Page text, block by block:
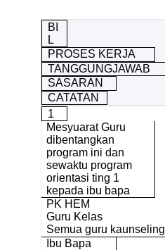
BI
L
PROSES KERJA
TANGGUNGJAWAB
SASARAN
CATATAN
1
Mesyuarat Guru
dibentangkan
program ini dan
sewaktu program
orientasi ting 1
kepada ibu bapa
PK HEM
Guru Kelas
Semua guru kaunseling
Ibu Bapa